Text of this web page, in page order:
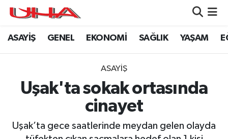
ASAYİŞ GENEL EKONOMİ SAĞLIK YAŞAM
ASAYİŞ
Uşak'ta sokak ortasında
cinayet
Uşak’ta gece saatlerinde meydan gelen olayda
ASAYİŞ
GENEL
Nöbetçi Eczaneler
Namaz Vakitleri